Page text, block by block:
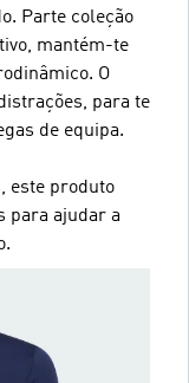
Parte coleção
mantém-te
O
para te
de equipa.
este produto
para ajudar a